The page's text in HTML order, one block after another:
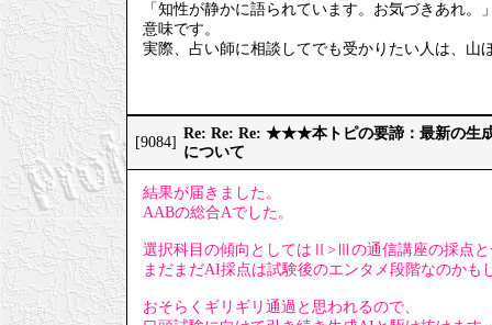
「知性が静かに語られています。お気づきあれ
意味です。
実際、占い師に相談してでも受かりたい人は、山
[9084]
Re: Re: Re: ★★★本トピの要諦：最新の生
について
結果が届きました。
AABの総合Aでした。
選択科目の傾向としてはⅡ>Ⅲの通信講座の採点
まだまだAI採点は試験後のエンタメ段階なのかも
おそらくギリギリ通過と思われるので、